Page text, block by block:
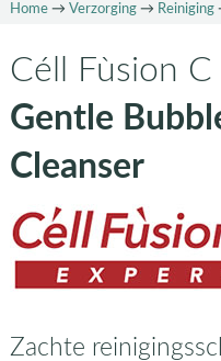
Home→ Verzorging→ Reiniging
Céll Fùsion C
Gentle
Cleanser
Zachte